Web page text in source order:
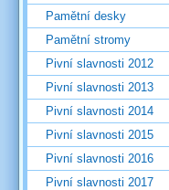
Pamětní desky
Pamětní stromy
Pivní slavnosti 2012
Pivní slavnosti 2013
Pivní slavnosti 2014
Pivní slavnosti 2015
Pivní slavnosti 2016
Pivní slavnosti 2017